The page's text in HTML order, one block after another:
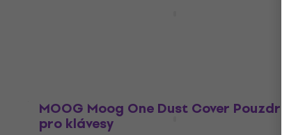
MOOG Moog One Dust Cover Pouzdro
pro klávesy